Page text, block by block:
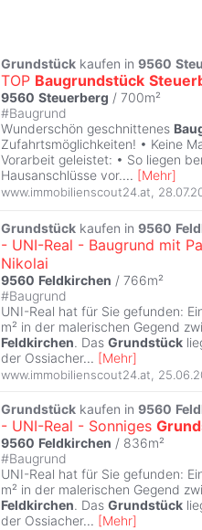
Grundstück kaufen in 9560
TOP Baugrundstück
9560 Steuerberg / 700m²
#Baugrund
Wunderschön geschnittenes
Zufahrtsmöglichkeiten! • Keine
Vorarbeit geleistet: • So liegen
Hausanschlüsse vor.... [Mehr]
www.immobilienscout24.at,
Grundstück kaufen in 9560
- UNI-Real - Baugrund mit
Nikolai
9560 Feldkirchen / 766m²
#Baugrund
UNI-Real hat für Sie gefunden:
m² in der malerischen Gegend
Feldkirchen. Das Grundstück
der Ossiacher... [Mehr]
www.immobilienscout24.at,
Grundstück kaufen in 9560
- UNI-Real - Sonniges
9560 Feldkirchen / 836m²
#Baugrund
UNI-Real hat für Sie gefunden:
m² in der malerischen Gegend
Feldkirchen. Das Grundstück
der Ossiacher... [Mehr]